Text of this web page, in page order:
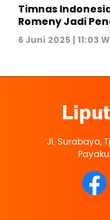
Timnas
Romeny Jadi
6 Juni 2025 | 11:03
Jl. Surabaya,